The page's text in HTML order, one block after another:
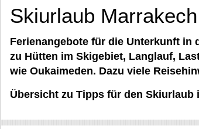
Skiurlaub Marrakech
Ferienangebote für die Unterkunft in
zu Hütten im Skigebiet, Langlauf,
wie Oukaimeden. Dazu viele
Übersicht zu Tipps für den Skiurlaub